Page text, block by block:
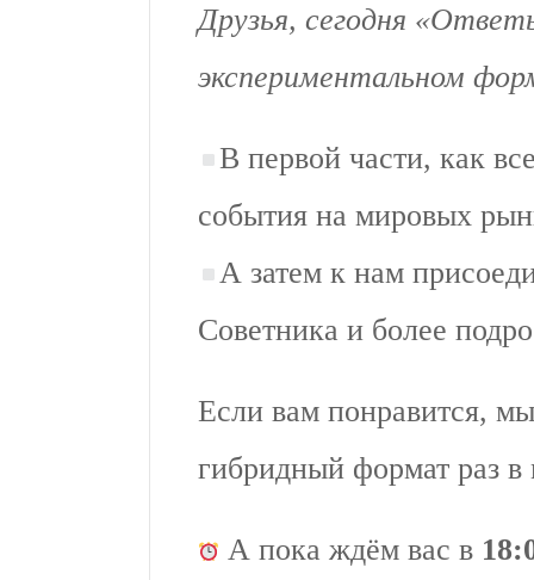
Друзья, сегодня
экспериментальном
В первой части, как
события на мировых
А затем к нам
Советника и более
Если вам понравится,
гибридный формат раз в
А пока ждём вас в